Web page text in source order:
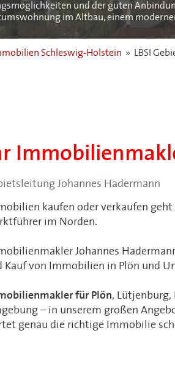
und der guten
im Altbau, einem
Schleswig-Holstein » LBSI
Johannes Hadermann
kaufen oder verkaufen
im Norden.
Johannes
Kauf von Immobilien in Plön und
für Plön, Lütjenburg,
– in unserem großen
genau die richtige Immobilie